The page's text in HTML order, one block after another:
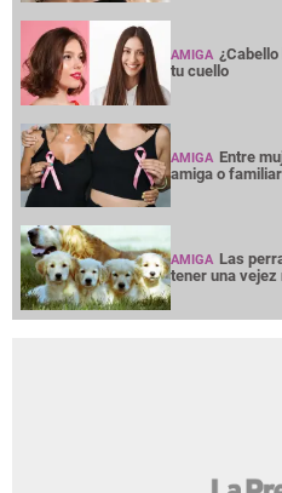
AMIGA
tu cuello
AMIGA Entre
amiga o
AMIGA Las
tener una vejez